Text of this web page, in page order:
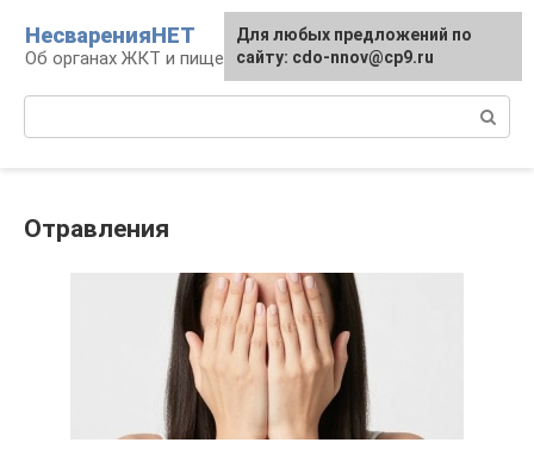
контенту
НесваренияНЕТ
Об органах ЖКТ и пищеварении
Отравления
Для любых предложений по
сайту: cdo-nnov@cp9.ru